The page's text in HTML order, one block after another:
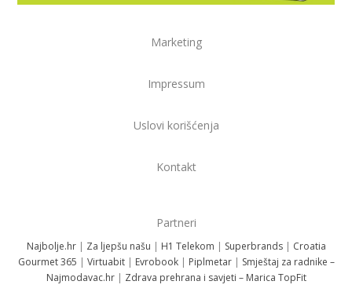
Marketing
Impressum
Uslovi korišćenja
Kontakt
Partneri
Najbolje.hr| Za ljepšu našu | H1 Telekom | Superbrands| Croatia
Gourmet 365 | Virtuabit| Evrobook| Piplmetar| Smještaj za radnike –
Najmodavac.hr| Zdrava prehrana i savjeti – Marica TopFit